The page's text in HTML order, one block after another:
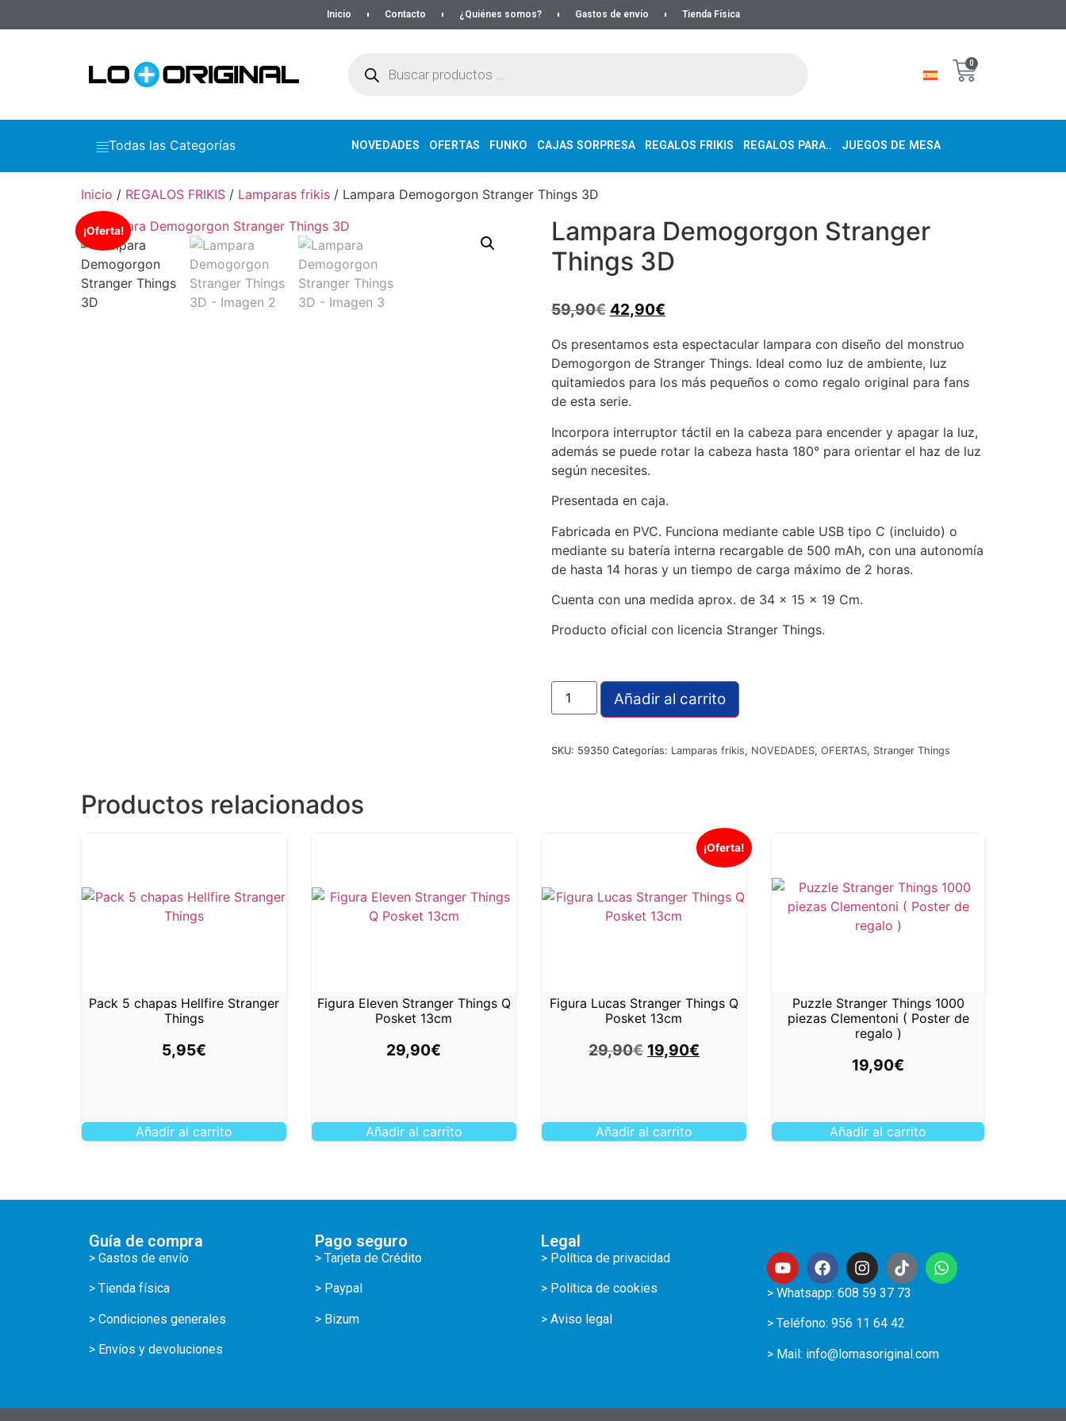
Inicio Contacto ¿Quiénes somos? Gastos de envío Tienda Física
0
Todas las Categorías NOVEDADES OFERTAS FUNKO CAJAS SORPRESA REGALOS FRIKIS REGALOS PARA.. JUEGOS DE MESA
Inicio / REGALOS FRIKIS / Lamparas frikis / Lampara Demogorgon Stranger Things 3D
¡Oferta!
Lampara Demogorgon Stranger
Things 3D
59,90€ 42,90€
Os presentamos esta espectacular lampara con diseño del monstruo
Demogorgon de Stranger Things. Ideal como luz de ambiente, luz
quitamiedos para los más pequeños o como regalo original para fans
de esta serie.
Incorpora interruptor táctil en la cabeza para encender y apagar la luz,
además se puede rotar la cabeza hasta 180° para orientar el haz de luz
según necesites.
Presentada en caja.
Fabricada en PVC. Funciona mediante cable USB tipo C (incluido) o
mediante su batería interna recargable de 500 mAh, con una autonomía
de hasta 14 horas y un tiempo de carga máximo de 2 horas.
Cuenta con una medida aprox. de 34 x 15 x 19 Cm.
Producto oficial con licencia Stranger Things.
Añadir al carrito
SKU: 59350 Categorías: Lamparas frikis, NOVEDADES, OFERTAS, Stranger Things
Productos relacionados
Pack 5 chapas Hellfire Stranger
Things
5,95€
Añadir al carrito
Figura Eleven Stranger Things Q
Posket 13cm
29,90€
Añadir al carrito
¡Oferta!
Figura Lucas Stranger Things Q
Posket 13cm
29,90€ 19,90€
Añadir al carrito
Puzzle Stranger Things 1000
piezas Clementoni ( Poster de
regalo )
19,90€
Añadir al carrito
Guía de compra
> Gastos de envío
> Tienda física
> Condiciones generales
> Envíos y devoluciones
Pago seguro
> Tarjeta de Crédito
> Paypal
> Bizum
Legal
> Política de privacidad
> Política de cookies
> Aviso legal
> Whatsapp: 608 59 37 73
> Teléfono: 956 11 64 42
> Mail: info@lomasoriginal.com